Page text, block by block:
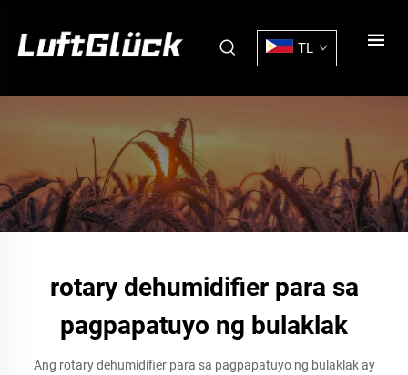
TL
rotary dehumidifier para sa
pagpapatuyo ng bulaklak
Ang rotary dehumidifier para sa pagpapatuyo ng bulaklak ay